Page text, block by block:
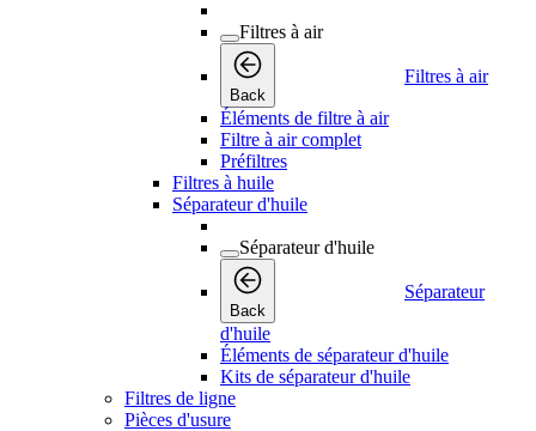
Filtres à air
Back
Filtres à air
Éléments de filtre à air
Filtre à air complet
Préfiltres
Filtres à huile
Séparateur d'huile
Séparateur d'huile
Back
Séparateur
d'huile
Éléments de séparateur d'huile
Kits de séparateur d'huile
Filtres de ligne
Pièces d'usure